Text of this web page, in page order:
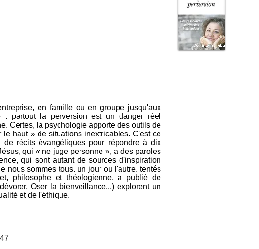
en famille ou en groupe jusqu'aux
: partout la perversion est un danger réel
Certes, la psychologie apporte des outils de
haut » de situations inextricables. C'est ce
récits évangéliques pour répondre à dix
qui « ne juge personne », a des paroles
qui sont autant de sources d'inspiration
nous sommes tous, un jour ou l'autre, tentés
philosophe et théologienne, a publié de
Oser la bienveillance...) explorent un
et de l'éthique.